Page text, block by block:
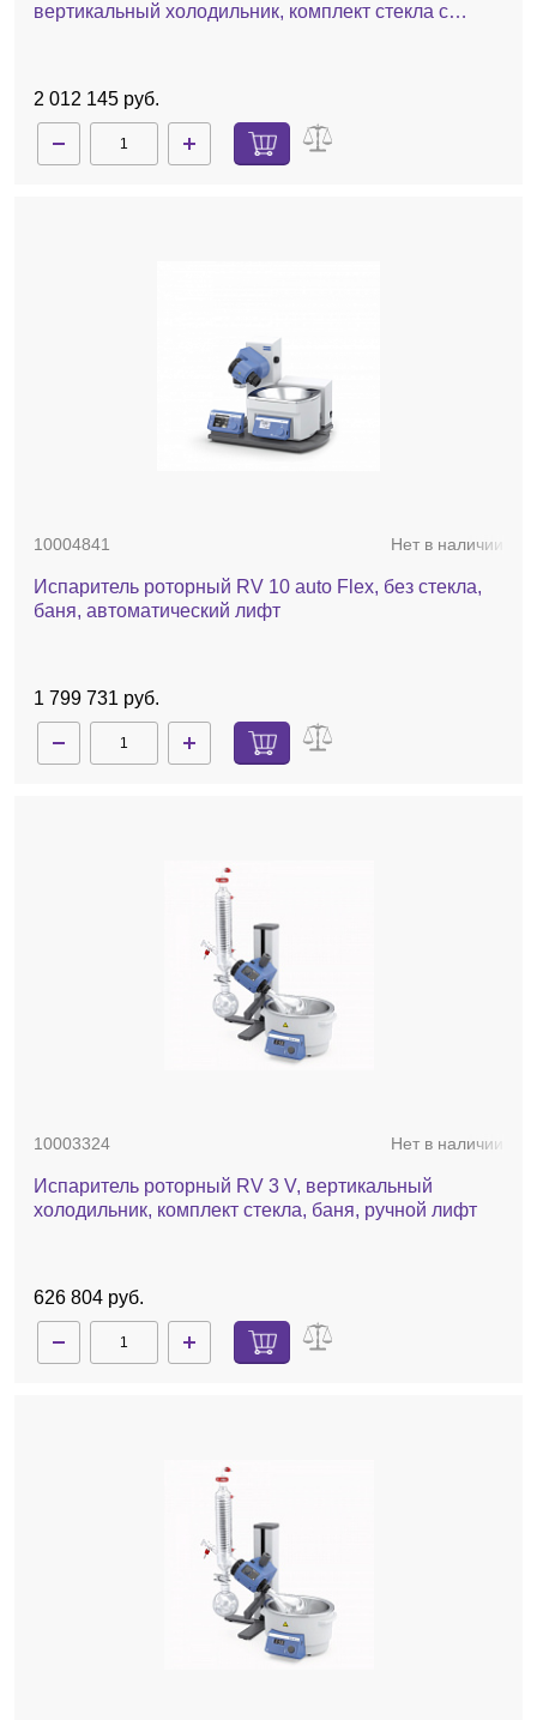
вертикальный холодильник, комплект стекла c
2 012 145 руб.
10004841 Нет в наличии
Испаритель роторный RV 10 auto Flex, без стекла,
баня, автоматический лифт
1 799 731 руб.
10003324 Нет в наличии
Испаритель роторный RV 3 V, вертикальный
холодильник, комплект стекла, баня, ручной лифт
626 804 руб.